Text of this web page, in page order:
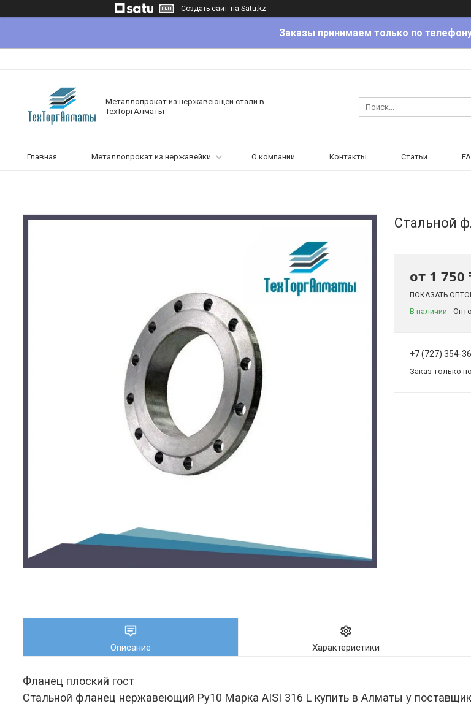
Создать сайт на Satu.kz
Заказы принимаем только по
Металлопрокат из нержавеющей стали в
ТехТоргАлматы
Главная Металлопрокат из нержавейки О компании Контакты Статьи
Стальной
от 1 750
ПОКАЗАТЬ
В наличии
+7 (727) 354-
Заказ только
Описание Характеристики
Фланец плоский гост
Стальной фланец нержавеющий Ру10 Марка AISI 316 L купить в Алматы у